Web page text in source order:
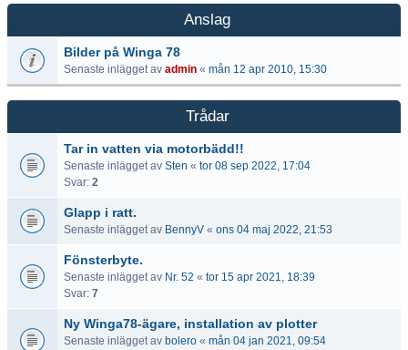
Anslag
Bilder på Winga 78
Senaste inlägget av admin « mån 12 apr 2010, 15:30
Trådar
Tar in vatten via motorbädd!!
Senaste inlägget av Sten « tor 08 sep 2022, 17:04
Svar: 2
Glapp i ratt.
Senaste inlägget av BennyV « ons 04 maj 2022, 21:53
Fönsterbyte.
Senaste inlägget av Nr. 52 « tor 15 apr 2021, 18:39
Svar: 7
Ny Winga78-ägare, installation av plotter
Senaste inlägget av bolero « mån 04 jan 2021, 09:54